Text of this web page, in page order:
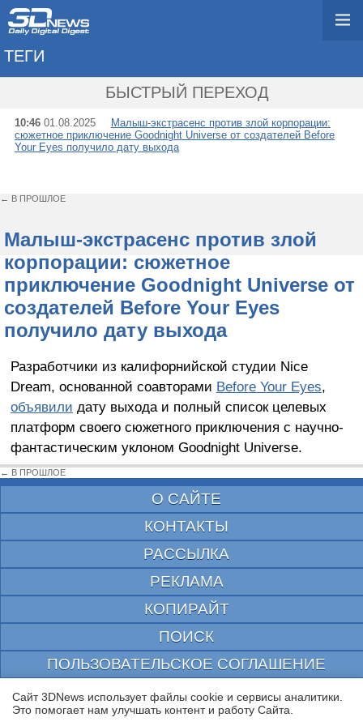
ТЕГИ
БЫСТРЫЙ ПЕРЕХОД
10:46 01.08.2025
Малыш-экстрасенс против злой корпорации:
сюжетное приключение Goodnight Universe от создателей Before
Your Eyes получило дату выхода
← В ПРОШЛОЕ
Малыш-экстрасенс против злой
корпорации: сюжетное
приключение Goodnight Universe от
создателей Before Your Eyes
получило дату выхода
Разработчики из калифорнийской студии Nice
Dream, основанной соавторами Before Your Eyes,
объявили дату выхода и полный список целевых
платформ своего сюжетного приключения с научно-
фантастическим уклоном Goodnight Universe.
← В ПРОШЛОЕ
О САЙТЕ
КОНТАКТЫ
РАССЫЛКА
РЕКЛАМА
КОПИРАЙТ
ПОИСК
ПОЛЬЗОВАТЕЛЬСКОЕ СОГЛАШЕНИЕ
ЗАЩИЩЕНО CURATOR
© 1997—2026 Электронное периодическое издание "3ДНьюс" | Свидетельство о
Сайт 3DNews использует файлы cookie и сервисы аналитики.
Это помогает нам улучшать контент и работу Cайта.